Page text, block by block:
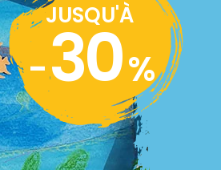
JUSQU'À
-30%